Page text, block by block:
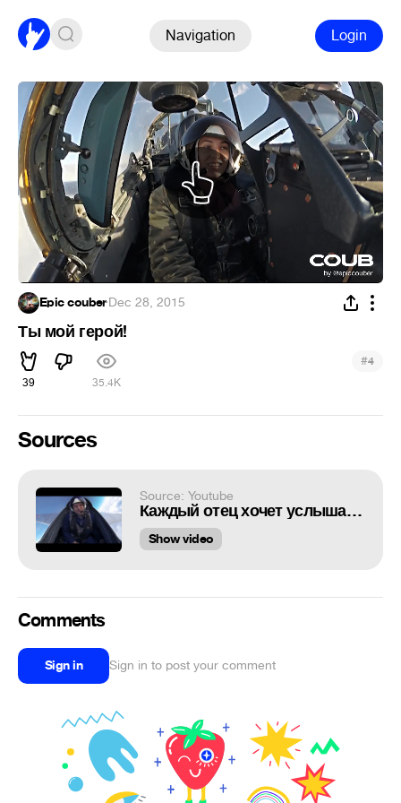
Navigation Login
Epic couber·Dec 28, 2015
Ты мой герой!
39 35.4K
#4
Sources
Source: Youtube
Каждый отец хочет услышать эти слова от своей дочери
Show video
Comments
Sign in Sign in to post your comment